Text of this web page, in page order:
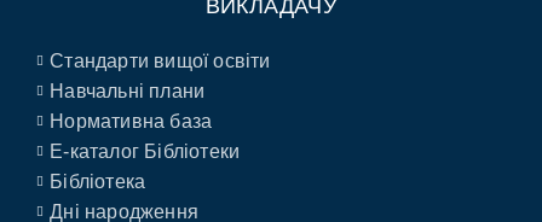
ВИКЛАДАЧУ
Стандарти вищої освіти
Навчальні плани
Нормативна база
E-каталог Бібліотеки
Бібліотека
Дні народження